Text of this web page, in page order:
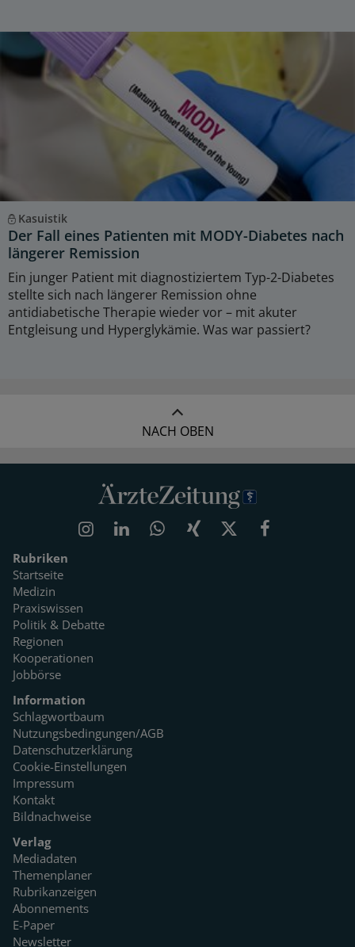
Kasuistik
Der Fall eines Patienten mit MODY-Diabetes nach
längerer Remission
Ein junger Patient mit diagnostiziertem Typ-2-Diabetes
stellte sich nach längerer Remission ohne
antidiabetische Therapie wieder vor – mit akuter
Entgleisung und Hyperglykämie. Was war passiert?
NACH OBEN
Rubriken
Startseite
Medizin
Praxiswissen
Politik & Debatte
Regionen
Kooperationen
Jobbörse
Information
Schlagwortbaum
Nutzungsbedingungen/AGB
Datenschutzerklärung
Cookie-Einstellungen
Impressum
Kontakt
Bildnachweise
Verlag
Mediadaten
Themenplaner
Rubrikanzeigen
Abonnements
E-Paper
Newsletter